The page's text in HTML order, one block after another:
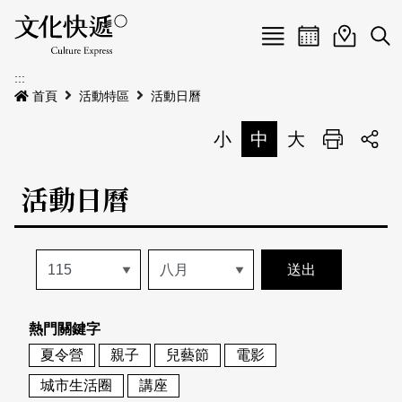
Menu
最新公告
本期專題
歷史專題
活動特區
活動列表
地圖搜尋
關於我們
關於我們
刊物索取地點
會員基本資料
刊登活動
網站導覽 English
活動日曆活動地圖
展
:::
首頁
活動特區 活動日曆
小 中 大 列印
活動日曆
熱門關鍵字
夏令營
親子 兒藝節
電影
城市生活圈
講座